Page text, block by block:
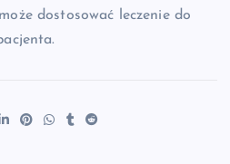
dostosować leczenie do